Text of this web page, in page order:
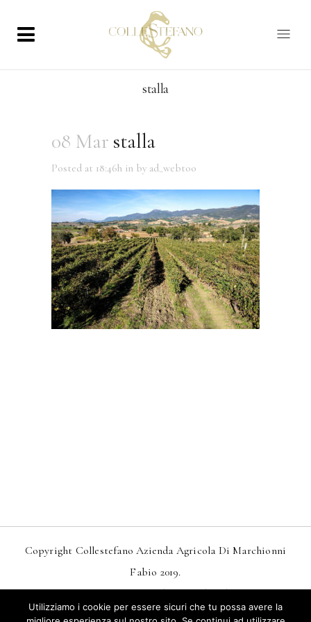
stalla
08 Mar stalla
Posted at 18:46h in by ad_webtoo
Copyright Collestefano Azienda Agricola Di Marchionni
Fabio 2019.
DesignMarkDesignStudio.itAndWebtoo.it
Privacy – Condizioni Generali Di Vendita
Utilizziamo i cookie per essere sicuri che tu possa avere la